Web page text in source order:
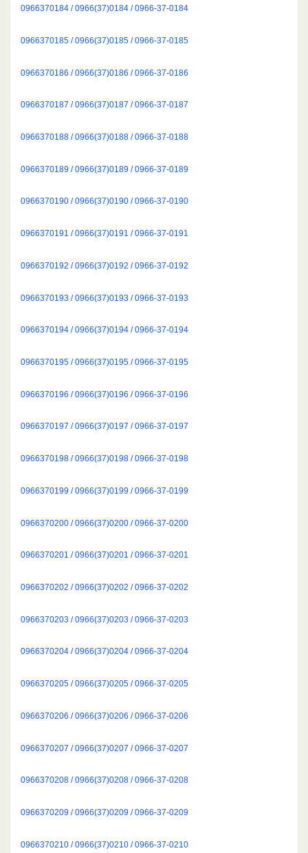
0966370184 / 0966(37)0184 / 0966-37-0184
0966370185 / 0966(37)0185 / 0966-37-0185
0966370186 / 0966(37)0186 / 0966-37-0186
0966370187 / 0966(37)0187 / 0966-37-0187
0966370188 / 0966(37)0188 / 0966-37-0188
0966370189 / 0966(37)0189 / 0966-37-0189
0966370190 / 0966(37)0190 / 0966-37-0190
0966370191 / 0966(37)0191 / 0966-37-0191
0966370192 / 0966(37)0192 / 0966-37-0192
0966370193 / 0966(37)0193 / 0966-37-0193
0966370194 / 0966(37)0194 / 0966-37-0194
0966370195 / 0966(37)0195 / 0966-37-0195
0966370196 / 0966(37)0196 / 0966-37-0196
0966370197 / 0966(37)0197 / 0966-37-0197
0966370198 / 0966(37)0198 / 0966-37-0198
0966370199 / 0966(37)0199 / 0966-37-0199
0966370200 / 0966(37)0200 / 0966-37-0200
0966370201 / 0966(37)0201 / 0966-37-0201
0966370202 / 0966(37)0202 / 0966-37-0202
0966370203 / 0966(37)0203 / 0966-37-0203
0966370204 / 0966(37)0204 / 0966-37-0204
0966370205 / 0966(37)0205 / 0966-37-0205
0966370206 / 0966(37)0206 / 0966-37-0206
0966370207 / 0966(37)0207 / 0966-37-0207
0966370208 / 0966(37)0208 / 0966-37-0208
0966370209 / 0966(37)0209 / 0966-37-0209
0966370210 / 0966(37)0210 / 0966-37-0210